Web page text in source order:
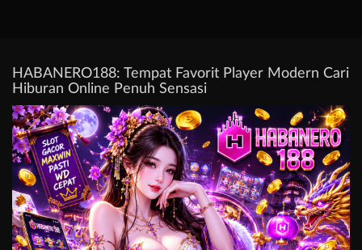
HABANERO188: Tempat Favorit Player Modern Cari
Hiburan Online Penuh Sensasi